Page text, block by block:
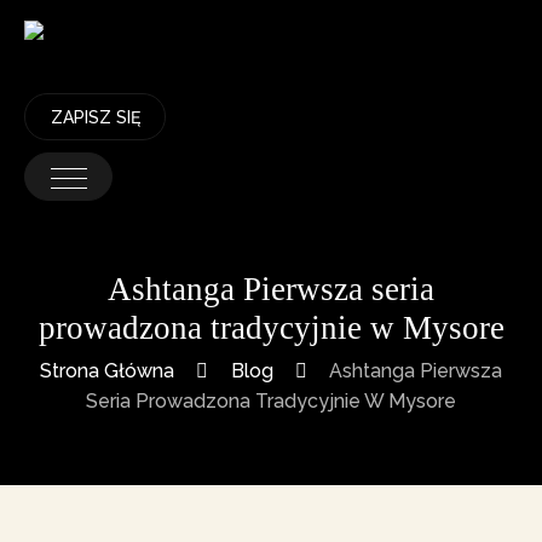
ZAPISZ SIĘ
Ashtanga Pierwsza seria
prowadzona tradycyjnie w Mysore
Strona Główna Blog
Ashtanga Pierwsza
Seria Prowadzona Tradycyjnie W Mysore